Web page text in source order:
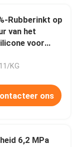
Rubberinkt op
van het
voor
10:1
KG
ons
6,2 MPa